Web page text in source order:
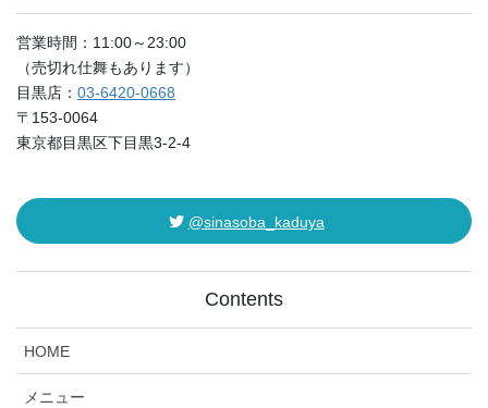
営業時間：11:00～23:00
（売切れ仕舞もあります）
目黒店： 03-6420-0668
〒153-0064
東京都目黒区下目黒3-2-4
@sinasoba_kaduya
Contents
HOME
メニュー